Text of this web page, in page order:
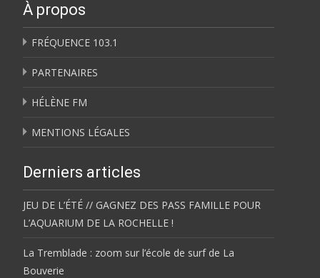
À propos
FRÉQUENCE 103.1
PARTENAIRES
HÉLÈNE FM
MENTIONS LÉGALES
Derniers articles
JEU DE L’ÉTÉ // GAGNEZ DES PASS FAMILLE POUR
L’AQUARIUM DE LA ROCHELLE !
La Tremblade : zoom sur l’école de surf de La
Bouverie